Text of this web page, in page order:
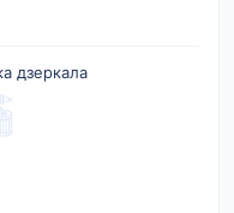
дзеркала